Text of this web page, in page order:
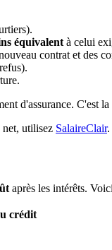
équivalent à celui
contrat et des
d'assurance. C'est
net, utilisez SalaireClair.
après les intérêts.
crédit